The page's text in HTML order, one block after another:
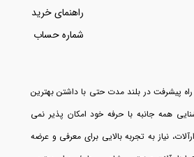
راهنمای خرید
شماره حساب
پیشرفت در بلند مدت حتی با داشتن بهترین
همه جانبه با حرفه خود امکان پذیر نمی
نیاز به تجربه بالایی برای معرفی و عرضه